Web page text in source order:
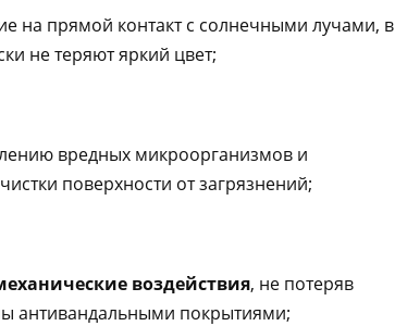
на прямой контакт с солнечными лучами, в
не теряют яркий цвет;
вредных микроорганизмов и
поверхности от загрязнений;
воздействия, не потеряв
антивандальными покрытиями;